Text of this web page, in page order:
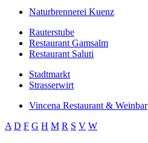
Naturbrennerei Kuenz
Rauterstube
Restaurant Gamsalm
Restaurant Saluti
Stadtmarkt
Strasserwirt
Vincena Restaurant & Weinbar
A D F G H M R S V W